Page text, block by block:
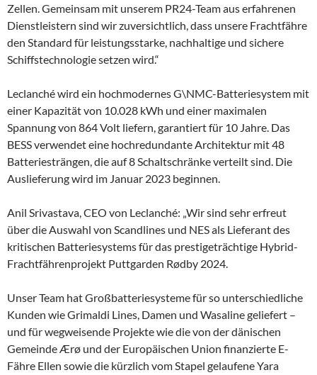
Zellen. Gemeinsam mit unserem PR24-Team aus erfahrenen
Dienstleistern sind wir zuversichtlich, dass unsere Frachtfähre
den Standard für leistungsstarke, nachhaltige und sichere
Schiffstechnologie setzen wird.“
Leclanché wird ein hochmodernes G\NMC-Batteriesystem mit
einer Kapazität von 10.028 kWh und einer maximalen
Spannung von 864 Volt liefern, garantiert für 10 Jahre. Das
BESS verwendet eine hochredundante Architektur mit 48
Batteriesträngen, die auf 8 Schaltschränke verteilt sind. Die
Auslieferung wird im Januar 2023 beginnen.
Anil Srivastava, CEO von Leclanché: „Wir sind sehr erfreut
über die Auswahl von Scandlines und NES als Lieferant des
kritischen Batteriesystems für das prestigeträchtige Hybrid-
Frachtfährenprojekt Puttgarden Rødby 2024.
Unser Team hat Großbatteriesysteme für so unterschiedliche
Kunden wie Grimaldi Lines, Damen und Wasaline geliefert –
und für wegweisende Projekte wie die von der dänischen
Gemeinde Ærø und der Europäischen Union finanzierte E-
Fähre Ellen sowie die kürzlich vom Stapel gelaufene Yara